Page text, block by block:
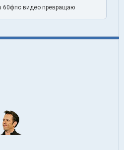
60фпс видео превращаю